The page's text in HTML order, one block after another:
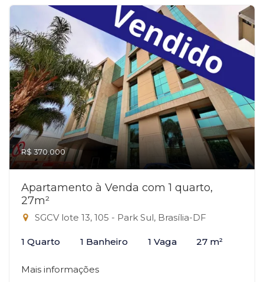
R$ 370.000
Apartamento à Venda com 1 quarto,
27m²
SGCV lote 13, 105 - Park Sul, Brasília-DF
1 Quarto 1 Banheiro 1 Vaga 27 m²
Mais informações